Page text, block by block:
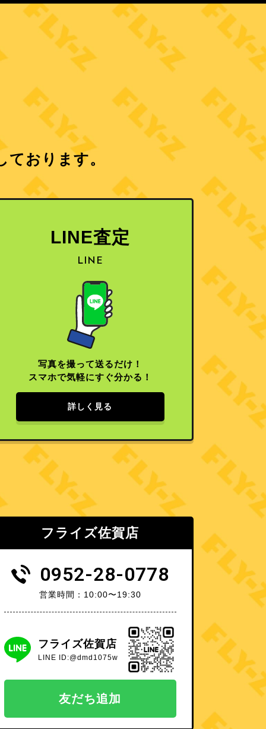
ております。
LINE査定
LINE
写真を撮って送るだけ！
スマホで気軽にすぐ分かる！
詳しく見る
フライズ佐賀店
0952-28-0778
営業時間：10:00〜19:30
フライズ佐賀店
LINE ID:@dmd1075w
友だち追加